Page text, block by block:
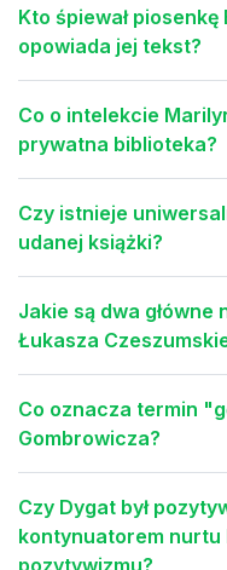
Kto śpiewał piosenkę
opowiada jej tekst?
Co o intelekcie
prywatna biblioteka?
Czy istnieje
udanej książki?
Jakie są dwa
Łukasza
Co oznacza termin
Gombrowicza?
Czy Dygat był
kontynuatorem
pozytywizmu?